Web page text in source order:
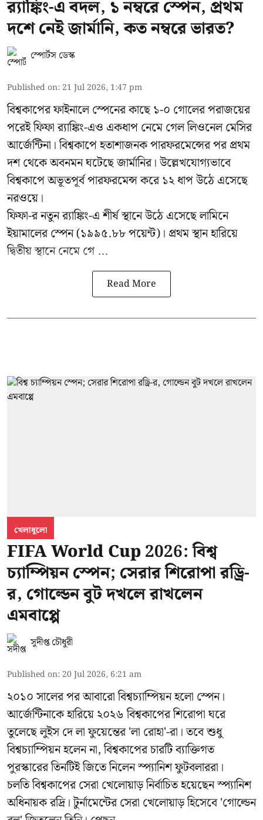
র‍্যাঙ্কিং-এ বদল, ১ নম্বরে স্পেন, প্রথম
দশে নেই জার্মানি, কত নম্বরে ভারত?
স্পোর্টস ডেস্ক
Published on: 21 Jul 2026, 1:47 pm
বিশ্বকাপের ফাইনালে স্পেনের কাছে ১-০ গোলের পরাজয়ের
পরেই ফিফা র‍্যাঙ্কিং-এও একধাপ নেমে গেল লিওনেল মেসির
আর্জেন্টিনা। বিশ্বকাপে হতাশাজনক পারফরমেন্সের পর প্রথম
দশ থেকে অবনমন ঘটেছে জার্মানির। উল্লেখযোগ্যভাবে
বিশ্বকাপে অভূতপূর্ব পারফরমেন্স করে ১২ ধাপ উঠে এসেছে
নরওয়ে।
ফিফা-র নতুন র‍্যাঙ্কিং-এ শীর্ষ স্থানে উঠে এসেছে লামিনে
ইয়ামালের স্পেন (১৯৯৫.৮৮ পয়েন্ট)। প্রথম স্থান হারিয়ে
দ্বিতীয় স্থানে নেমে গে ...
Read More
খেলাধুলো
FIFA World Cup 2026: বিশ্ব
চ্যাম্পিয়ন স্পেন; সেরার শিরোপা রড্রি-
র, গোল্ডেন বুট দখলে রাখলেন
এমবাপ্পে
সুদীপ্ত চৌধুরী
Published on: 20 Jul 2026, 6:21 am
২০১০ সালের পর আবারো বিশ্বচ্যাম্পিয়ন হলো স্পেন।
আর্জেন্টিনাকে হারিয়ে ২০২৬ বিশ্বকাপের শিরোপা ঘরে
তুলেছে লুইস দে লা ফুয়েন্তের 'লা রোহা'-রা। তবে শুধু
বিশ্বচ্যাম্পিয়ন হলেন না, বিশ্বকাপের চারটি ব্যাক্তিগত
পুরস্কারের তিনটিই জিতে নিলেন স্প্যানিশ ফুটবলাররা।
চলতি বিশ্বকাপের সেরা খেলোয়াড় নির্বাচিত হয়েছেন স্প্যানিশ
অধিনায়ক রদ্রি। টুর্নামেন্টের সেরা খেলোয়াড় হিসেবে 'গোল্ডেন